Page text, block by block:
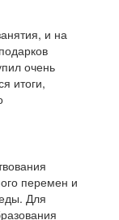
и на
очень
итоги,
перемен и
Для